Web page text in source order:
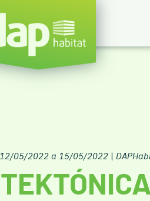
12/05/2022 a 15/05/2022|